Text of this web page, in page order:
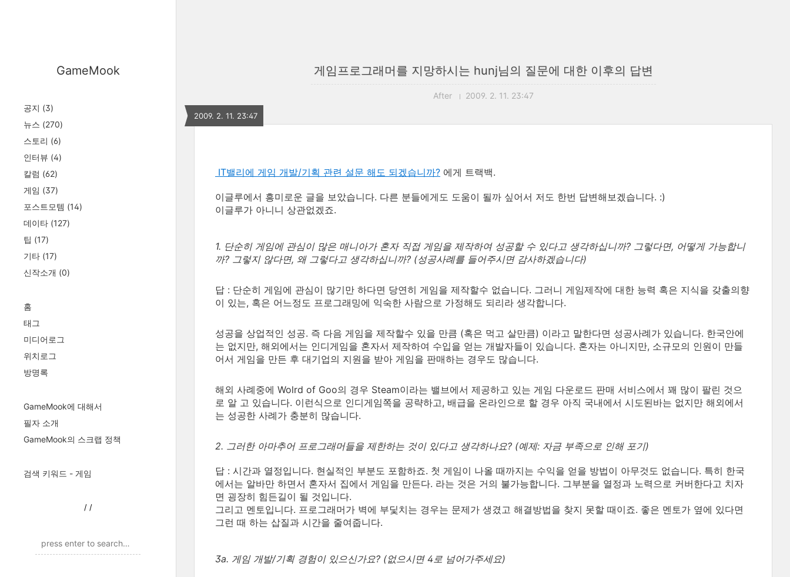
GameMook
공지 (3)
뉴스 (270)
스토리 (6)
인터뷰 (4)
칼럼 (62)
게임 (37)
포스트모템 (14)
데이타 (127)
팁 (17)
기타 (17)
신작소개 (0)
홈
태그
미디어로그
위치로그
방명록
GameMook에 대해서
필자 소개
GameMook의 스크랩 정책
검색 키워드 - 게임
/ /
게임프로그래머를 지망하시는 hunj님의 질문에 대한 이후의 답변
After 2009. 2. 11. 23:47
2009. 2. 11. 23:47
IT밸리에 게임 개발/기획 관련 설문 해도 되겠습니까? 에게 트랙백.
이글루에서 흥미로운 글을 보았습니다. 다른 분들에게도 도움이 될까 싶어서 저도 한번 답변해보겠습니다. :)
이글루가 아니니 상관없겠죠.
1. 단순히 게임에 관심이 많은 매니아가 혼자 직접 게임을 제작하여 성공할 수 있다고 생각하십니까? 그렇다면, 어떻게 가능합니
까? 그렇지 않다면, 왜 그렇다고 생각하십니까? (성공사례를 들어주시면 감사하겠습니다)
답 : 단순히 게임에 관심이 많기만 하다면 당연히 게임을 제작할수 없습니다. 그러니 게임제작에 대한 능력 혹은 지식을 갖출의향
이 있는, 혹은 어느정도 프로그래밍에 익숙한 사람으로 가정해도 되리라 생각합니다.
성공을 상업적인 성공. 즉 다음 게임을 제작할수 있을 만큼 (혹은 먹고 살만큼) 이라고 말한다면 성공사례가 있습니다. 한국안에
는 없지만, 해외에서는 인디게임을 혼자서 제작하여 수입을 얻는 개발자들이 있습니다. 혼자는 아니지만, 소규모의 인원이 만들
어서 게임을 만든 후 대기업의 지원을 받아 게임을 판매하는 경우도 많습니다.
해외 사례중에 Wolrd of Goo의 경우 Steam이라는 밸브에서 제공하고 있는 게임 다운로드 판매 서비스에서 꽤 많이 팔린 것으
로 알 고 있습니다. 이런식으로 인디게임쪽을 공략하고, 배급을 온라인으로 할 경우 아직 국내에서 시도된바는 없지만 해외에서
는 성공한 사례가 충분히 많습니다.
2. 그러한 아마추어 프로그래머들을 제한하는 것이 있다고 생각하나요? (예제: 자금 부족으로 인해 포기)
답 : 시간과 열정입니다. 현실적인 부분도 포함하죠. 첫 게임이 나올 때까지는 수익을 얻을 방법이 아무것도 없습니다. 특히 한국
에서는 알바만 하면서 혼자서 집에서 게임을 만든다. 라는 것은 거의 불가능합니다. 그부분을 열정과 노력으로 커버한다고 치자
면 굉장히 힘든길이 될 것입니다.
그리고 멘토입니다. 프로그래머가 벽에 부딫치는 경우는 문제가 생겼고 해결방법을 찾지 못할 때이죠. 좋은 멘토가 옆에 있다면
그런 때 하는 삽질과 시간을 줄여줍니다.
3a. 게임 개발/기획 경험이 있으신가요? (없으시면 4로 넘어가주세요)